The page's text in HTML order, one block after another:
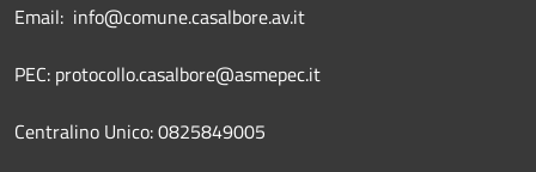
Email: info@comune.casalbore.av.it
PEC: protocollo.casalbore@asmepec.it
Centralino Unico: 0825849005